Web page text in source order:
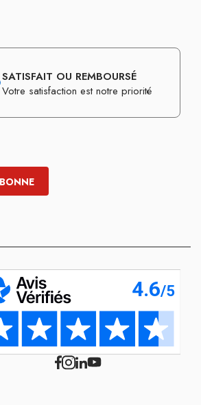
SATISFAIT OU REMBOURSÉ
Votre satisfaction est notre priorité